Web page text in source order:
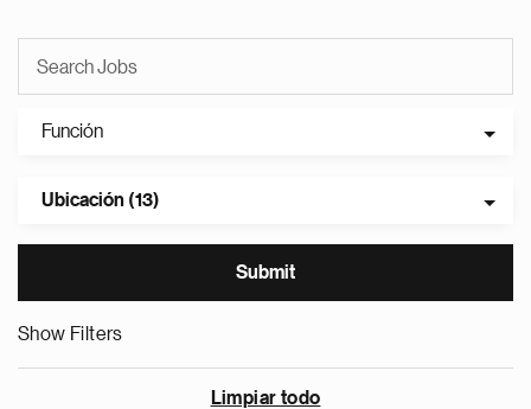
Función
Ubicación (13)
Show Filters
Limpiar todo